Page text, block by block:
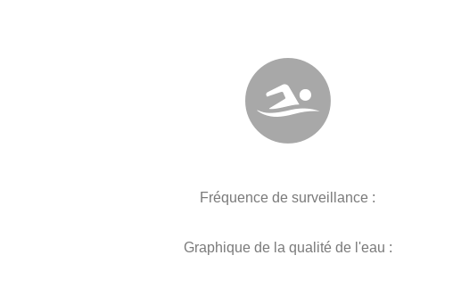
Fréquence de surveillance :
Graphique de la qualité de l'eau :